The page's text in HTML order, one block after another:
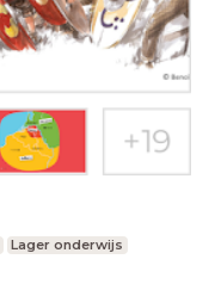
Lager onderwijs